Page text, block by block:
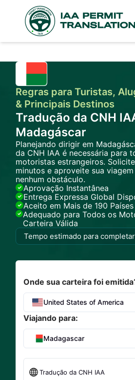
Regras para Turistas,
& Principais Destinos
Tradução da CNH
Madagáscar
Planejando dirigir em
da CNH IAA é necessária para
motoristas estrangeiros.
minutos e aproveite sua
nenhum obstáculo.
Aprovação Instantânea
Entrega Expressa Global
Aceito em Mais de 190 Países
Adequado para Todos os
Carteira Válida
Tempo estimado para
Onde sua carteira foi
United States of America
Viajando para:
Madagascar
Tradução da CNH IAA